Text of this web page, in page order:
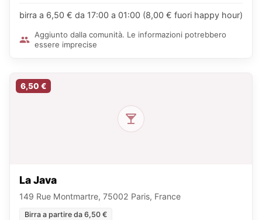
birra a 6,50 € da 17:00 a 01:00 (8,00 € fuori happy hour)
Aggiunto dalla comunità. Le informazioni potrebbero
essere imprecise
6,50 €
La Java
149 Rue Montmartre, 75002 Paris, France
Birra a partire da 6,50 €